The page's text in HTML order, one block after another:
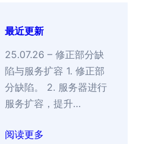
最近更新
25.07.26 – 修正部分缺
陷与服务扩容 1. 修正部
分缺陷。 2. 服务器进行
服务扩容，提升…
阅读更多